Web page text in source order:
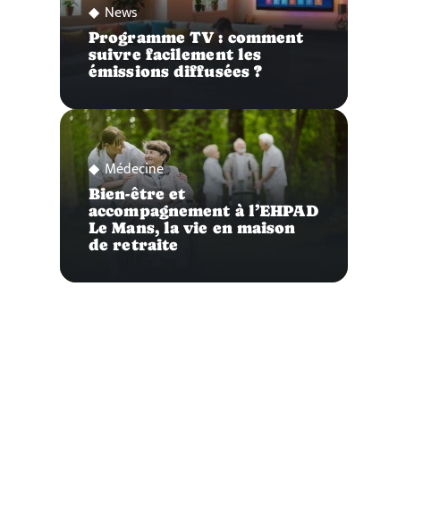
News
Programme TV : comment
suivre facilement les
émissions diffusées ?
Médecine
Bien-être et
accompagnement à l’EHPAD
Le Mans, la vie en maison
de retraite